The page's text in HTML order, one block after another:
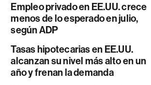
Empleo privado en EE.UU. crece
menos de lo esperado en julio,
según ADP
Tasas hipotecarias en EE.UU.
alcanzan su nivel más alto en un
año y frenan la demanda